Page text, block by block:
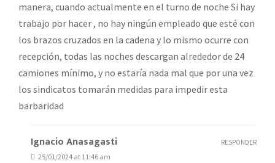
manera, cuando actualmente en el turno de noche Si hay
trabajo por hacer , no hay ningún empleado que esté con
los brazos cruzados en la cadena y lo mismo ocurre con
recepción, todas las noches descargan alrededor de 24
camiones mínimo, y no estaría nada mal que por una vez
los sindicatos tomarán medidas para impedir esta
barbaridad
Ignacio Anasagasti
25/01/2024 at 11:46 am
RESPONDER